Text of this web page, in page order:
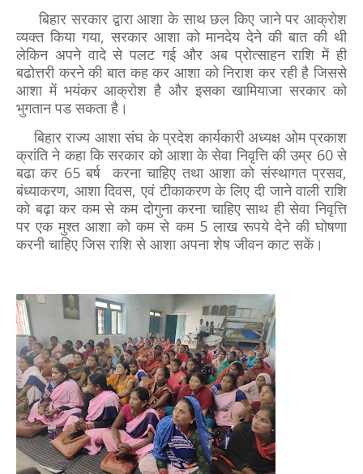
बिहार सरकार द्वारा आशा के साथ छल किए जाने पर आक्रोश
व्यक्त किया गया, सरकार आशा को मानदेय देने की बात की थी
लेकिन अपने वादे से पलट गई और अब प्रोत्साहन राशि में ही
बढोत्तरी करने की बात कह कर आशा को निराश कर रही है जिससे
आशा में भयंकर आक्रोश है और इसका खामियाजा सरकार को
भुगतान पड सकता है।
बिहार राज्य आशा संघ के प्रदेश कार्यकारी अध्यक्ष ओम प्रकाश
क्रांति ने कहा कि सरकार को आशा के सेवा निवृत्ति की उम्र 60 से
बढा कर 65 बर्ष करना चाहिए तथा आशा को संस्थागत प्रसव,
बंध्याकरण, आशा दिवस, एवं टीकाकरण के लिए दी जाने वाली राशि
को बढ़ा कर कम से कम दोगुना करना चाहिए साथ ही सेवा निवृत्ति
पर एक मुश्त आशा को कम से कम 5 लाख रूपये देने की घोषणा
करनी चाहिए जिस राशि से आशा अपना शेष जीवन काट सकें।